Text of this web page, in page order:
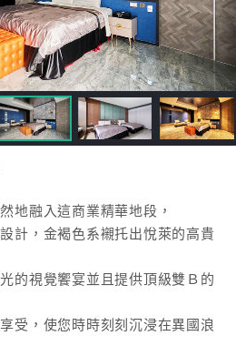
地融入這商業精華地段，
計，金褐色系襯托出悅萊的高貴
的視覺饗宴並且提供頂級雙Ｂ的
受，使您時時刻刻沉浸在異國浪